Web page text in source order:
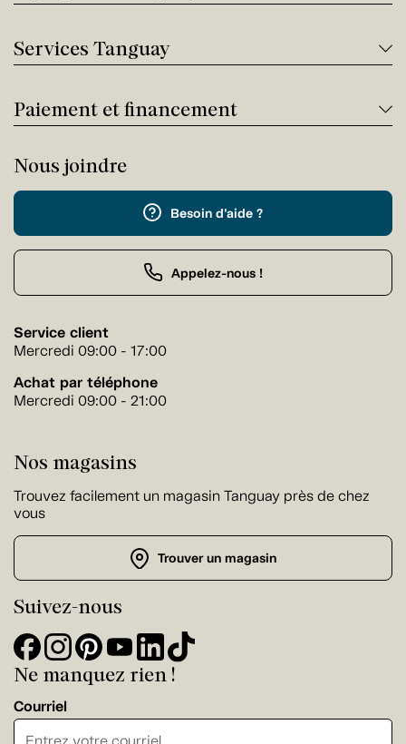
Services Tanguay
Paiement et financement
Nous joindre
Besoin d'aide ?
Appelez-nous !
Service client
Mercredi 09:00 - 17:00
Achat par téléphone
Mercredi 09:00 - 21:00
Nos magasins
Trouvez facilement un magasin Tanguay près de chez
vous
Trouver un magasin
Suivez-nous
Ne manquez rien !
Courriel